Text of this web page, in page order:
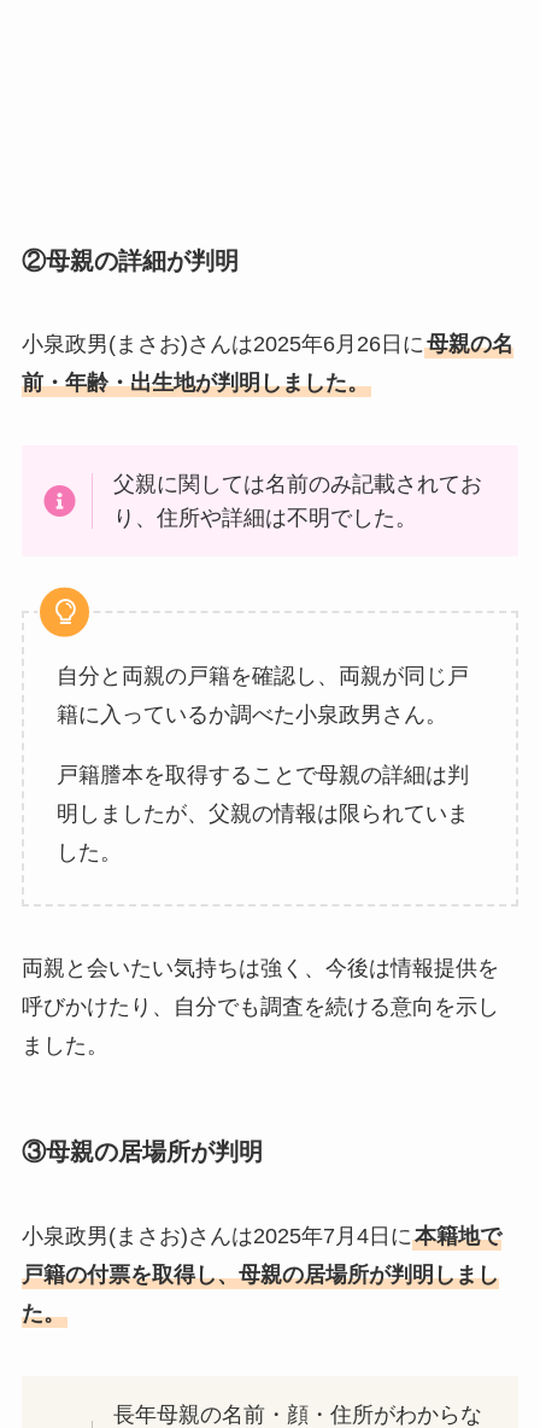
②母親の詳細が判明
小泉政男(まさお)さんは2025年6月26日に母親の名
前・年齢・出生地が判明しました。
父親に関しては名前のみ記載されてお
り、住所や詳細は不明でした。
自分と両親の戸籍を確認し、両親が同じ戸
籍に入っているか調べた小泉政男さん。
戸籍謄本を取得することで母親の詳細は判
明しましたが、父親の情報は限られていま
した。
両親と会いたい気持ちは強く、今後は情報提供を
呼びかけたり、自分でも調査を続ける意向を示し
ました。
③母親の居場所が判明
小泉政男(まさお)さんは2025年7月4日に本籍地で
戸籍の付票を取得し、母親の居場所が判明しまし
た。
長年母親の名前・顔・住所がわからな